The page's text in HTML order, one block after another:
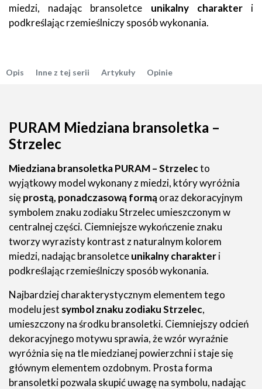
miedzi, nadając bransoletce unikalny charakteri
podkreślając rzemieślniczy sposób wykonania.
Opis Inne z tej serii Artykuły Opinie
PURAM Miedziana bransoletka –
Strzelec
Miedziana bransoletka PURAM – Strzelecto
wyjątkowy model wykonany z miedzi, który wyróżnia
sięprostą, ponadczasową formą oraz dekoracyjnym
symbolem znaku zodiaku Strzelec umieszczonym w
centralnej części. Ciemniejsze wykończenie znaku
tworzy wyrazisty kontrast z naturalnym kolorem
miedzi, nadając bransoletceunikalny charakteri
podkreślając rzemieślniczy sposób wykonania.
Najbardziej charakterystycznym elementem tego
modelu jest symbol znaku zodiaku Strzelec,
umieszczony na środku bransoletki. Ciemniejszy odcień
dekoracyjnego motywu sprawia, że wzór wyraźnie
wyróżnia się na tle miedzianej powierzchni i staje się
głównym elementem ozdobnym. Prosta forma
bransoletki pozwala skupić uwagę na symbolu, nadając